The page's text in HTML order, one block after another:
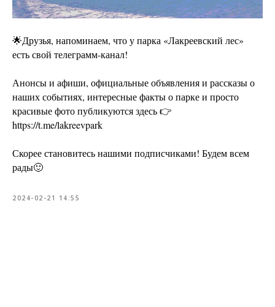
🌟Друзья, напоминаем, что у парка «Лакреевский лес»
есть свой телеграмм-канал!
Анонсы и афиши, официальные объявления и рассказы о
наших событиях, интересные факты о парке и просто
красивые фото публикуются здесь 👉
https://t.me/lakreevpark
Скорее становитесь нашими подписчиками! Будем всем
рады🙂
2024-02-21 14:55